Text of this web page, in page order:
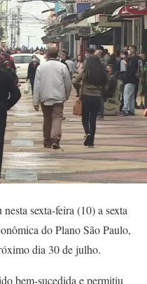
sexta-feira (10) a sexta
do Plano São Paulo,
dia 30 de julho.
bem-sucedida e permitiu